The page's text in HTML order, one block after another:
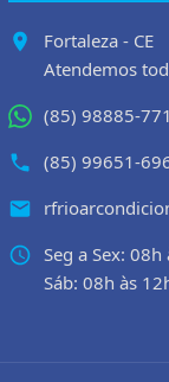
Fortaleza - CE
Atendemos
(85) 98885-
(85) 99651-
Seg a Sex: 08h
Sáb: 08h às